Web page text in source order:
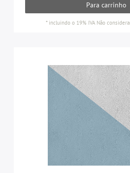
Para carrinho
* incluindo o 19% IVA Não